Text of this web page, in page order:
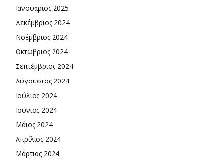
Ιανουάριος 2025
Δεκέμβριος 2024
Νοέμβριος 2024
Οκτώβριος 2024
Σεπτέμβριος 2024
Αύγουστος 2024
Ιούλιος 2024
Ιούνιος 2024
Μάιος 2024
Απρίλιος 2024
Μάρτιος 2024